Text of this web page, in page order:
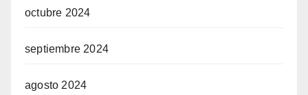
octubre 2024
septiembre 2024
agosto 2024